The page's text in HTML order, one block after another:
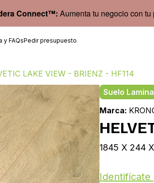
Connect™: Aumenta tu negocio con
y FAQsPedir presupuesto
LAKE VIEW - BRIENZ - HF114
Suelo
Marca:
1845 X 244